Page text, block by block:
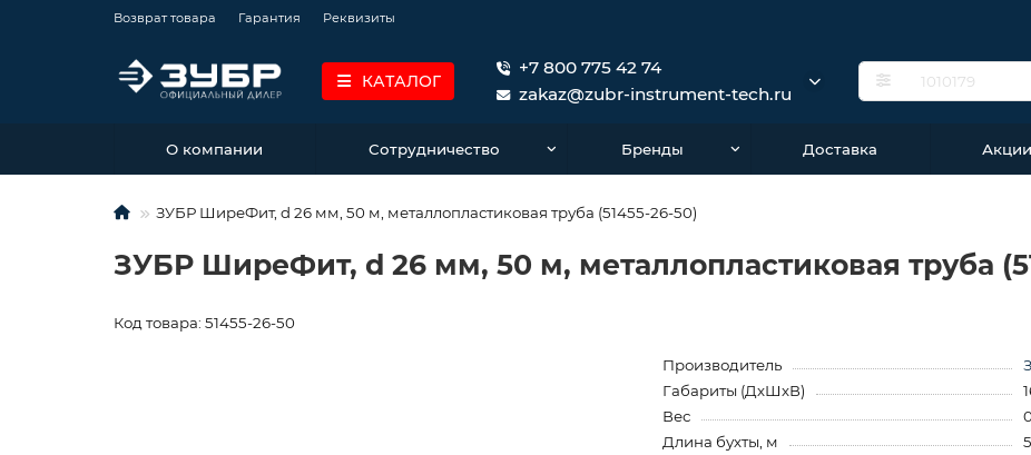
Возврат товара Гарантия Реквизиты
КАТАЛОГ
+7 800 775 42 74
zakaz@zubr-instrument-tech.ru
О компании Сотрудничество Бренды Доставка
ЗУБР ШиреФит, d 26 мм, 50 м, металлопластиковая труба (51455-26-50)
ЗУБР ШиреФит, d 26 мм, 50 м, металлопластиковая труба
Код товара: 51455-26-50
Производитель
Габариты (ДхШхВ)
Вес
Длина бухты, м